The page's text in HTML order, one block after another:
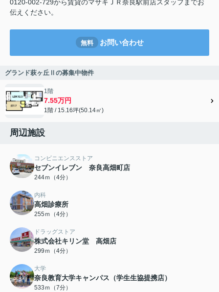
0120-002-729から賃貸のマサキＪＲ奈良駅前店スタッフまでお
伝えください。
無料 お問い合わせ
グランド萩ヶ丘Ⅱの募集中物件
1階
7.55万円
1階 / 15.16坪(50.14㎡)
周辺施設
コンビニエンスストア
セブンイレブン 奈良高畑町店
244ｍ（4分）
内科
高畑診療所
255ｍ（4分）
ドラッグストア
株式会社キリン堂 高畑店
299ｍ（4分）
大学
奈良教育大学キャンパス（学生生協提携店）
533ｍ（7分）